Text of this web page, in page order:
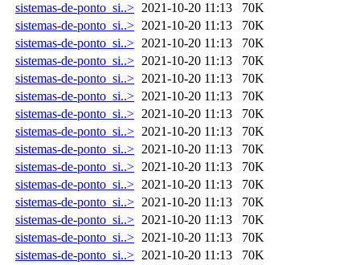
sistemas-de-ponto_si..> 2021-10-20 11:13
70K
sistemas-de-ponto_si..> 2021-10-20 11:13
70K
sistemas-de-ponto_si..> 2021-10-20 11:13
70K
sistemas-de-ponto_si..> 2021-10-20 11:13
70K
sistemas-de-ponto_si..> 2021-10-20 11:13
70K
sistemas-de-ponto_si..> 2021-10-20 11:13
70K
sistemas-de-ponto_si..> 2021-10-20 11:13
70K
sistemas-de-ponto_si..> 2021-10-20 11:13
70K
sistemas-de-ponto_si..> 2021-10-20 11:13
70K
sistemas-de-ponto_si..> 2021-10-20 11:13
70K
sistemas-de-ponto_si..> 2021-10-20 11:13
70K
sistemas-de-ponto_si..> 2021-10-20 11:13
70K
sistemas-de-ponto_si..> 2021-10-20 11:13
70K
sistemas-de-ponto_si..> 2021-10-20 11:13
70K
sistemas-de-ponto_si..> 2021-10-20 11:13
70K